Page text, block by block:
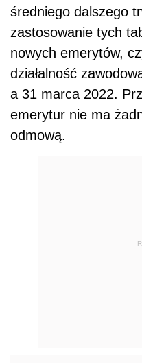
średniego dalszego
zastosowanie tych
nowych emerytów,
działalność
a 31 marca 2022.
emerytur nie ma
odmową.